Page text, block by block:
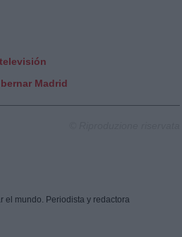
Madrid
el mundo. Periodista y redactora